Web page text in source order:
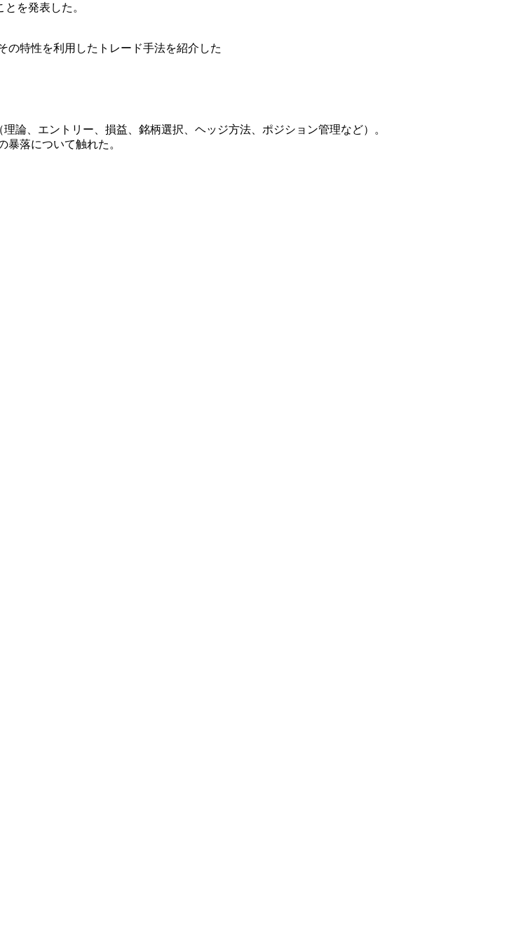
を発表した。
の特性を利用したトレード手法を紹介した
論、エントリー、損益、銘柄選択、ヘッジ方法、ポジション管理など）。
落について触れた。